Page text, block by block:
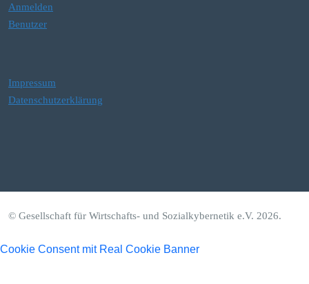
Das nächste SynergyLab wird am 17. Juni 2026 stattfinden. Weitere
Anmelden
Benutzer
Impressum
Datenschutzerklärung
© Gesellschaft für Wirtschafts- und Sozialkybernetik e.V. 2026.
Cookie Consent mit Real Cookie Banner